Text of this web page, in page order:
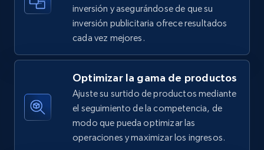
TikTok Shop - Collect TikTok shop products
by keywords search
URL, Title, Available, Description, Currency, Initial
price, Final price, Discount percent, and more.
Comenzar ahora
TikTok Shop - discover records by shop url
inversión y asegurándose de que su
inversión publicitaria ofrece resultados
cada vez mejores.
Optimizar la gama de productos
Ajuste su surtido de productos mediante
el seguimiento de la competencia, de
modo que pueda optimizar las
operaciones y maximizar los ingresos.